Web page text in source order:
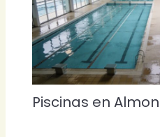
Piscinas en